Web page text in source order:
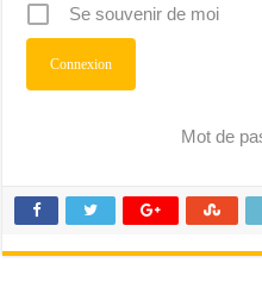
Se souvenir de moi
Mot de